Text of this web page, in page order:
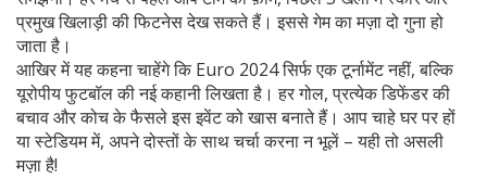
प्रमुख खिलाड़ी की फिटनेस देख सकते हैं। इससे गेम का मज़ा दो गुना हो
जाता है।
आखिर में यह कहना चाहेंगे कि Euro 2024 सिर्फ एक टूर्नामेंट नहीं, बल्कि
यूरोपीय फुटबॉल की नई कहानी लिखता है। हर गोल, प्रत्येक डिफेंडर की
बचाव और कोच के फैसले इस इवेंट को खास बनाते हैं। आप चाहे घर पर हों
या स्टेडियम में, अपने दोस्तों के साथ चर्चा करना न भूलें – यही तो असली
मज़ा है!